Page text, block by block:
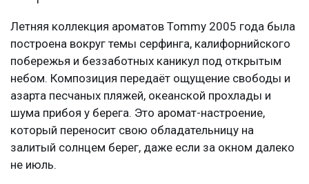
Летняя коллекция ароматов Tommy 2005 года была
построена вокруг темы серфинга, калифорнийского
побережья и беззаботных каникул под открытым
небом. Композиция передаёт ощущение свободы и
азарта песчаных пляжей, океанской прохлады и
шума прибоя у берега. Это аромат-настроение,
который переносит свою обладательницу на
залитый солнцем берег, даже если за окном далеко
не июль.